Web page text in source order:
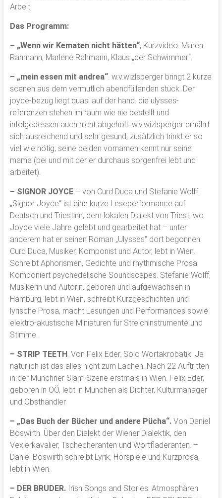
Arbeit.
Das Programm:
– „Wenn wir Kematen nicht hätten“, Kurzvideo. Maren
Rahmann, Marlene Rahmann, Klaus „der Schwimmer“.
– „mein essen mit andrea“. w.v.wizlsperger bringt 2 kurze
scenen aus dem vermutlich abendfüllenden stück. Der
joyce-bezug liegt quasi auf der hand. die ulysses-
referenzen stehen im raum wie nie bestellt und
infolgedessen auch nicht abgeholt. w.v.wizlsperger ernährt
sich ausreichend und sehr gesund, zusätzlich trinkt er so
viel wie nötig; seine beiden vornamen kennt nur seine
mama (bei und mit der er durchaus sorgenfrei lebt und
arbeitet).
– SIGNOR JOYCE– von Curd Duca und Stefanie Wolff.
„Signor Joyce“ ist eine kurze Leseperformance auf
Deutsch und Triestinn, dem lokalen Dialekt von Triest, wo
Joyce viele Jahre gelebt und gearbeitet hat – unter
anderem hat er seinen Roman „Ulysses“ dort begonnen.
Curd Duca, Musiker, Komponist und Autor, lebt in Wien.
Schreibt Aphorismen, Gedichte und rhythmische Prosa.
Komponiert psychedelische Soundscapes. Stefanie Wolff,
Musikerin und Autorin, geboren und aufgewachsen in
Hamburg, lebt in Wien, schreibt Kurzgeschichten und
lyrische Prosa, macht Lesungen und Performances sowie
elektro-akustische Miniaturen für Streichinstrumente und
Stimme.
– STRIP TEETH. Von Felix Eder. Solo Wortakrobatik. Ja
natürlich ist das alles nicht zum Lachen. Nach 22 Auftritten
in der Münchner Slam-Szene erstmals in Wien. Felix Eder,
geboren in OÖ, lebt in München als Dichter, Kulturmanager
und Obsthändler
– „Das Buch der Bücher und andere Pücha“.Von Daniel
Böswirth. Über den Dialekt der Wiener Dialektik, den
Vexierkavalier, Tschecheranten und Wortfladeranten. –
Daniel Böswirth schreibt Lyrik, Hörspiele und Kurzprosa,
lebt in Wien.
– DER BRUDER.Irish Songs and Stories. Atmosphären